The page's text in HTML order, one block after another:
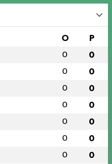
O P
0 0
0 0
0 0
0 0
0 0
0 0
0 0